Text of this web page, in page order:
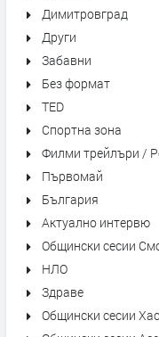
Димитровград
Други
Забавни
Без формат
TED
Спортна зона
Филми трейлъри /
Първомай
България
Актуално интервю
Общински сесии
НЛО
Здраве
Общински сесии